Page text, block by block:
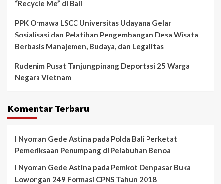
“Recycle Me” di Bali
PPK Ormawa LSCC Universitas Udayana Gelar
Sosialisasi dan Pelatihan Pengembangan Desa Wisata
Berbasis Manajemen, Budaya, dan Legalitas
Rudenim Pusat Tanjungpinang Deportasi 25 Warga
Negara Vietnam
Komentar Terbaru
I Nyoman Gede Astina pada Polda Bali Perketat
Pemeriksaan Penumpang di Pelabuhan Benoa
I Nyoman Gede Astina pada Pemkot Denpasar Buka
Lowongan 249 Formasi CPNS Tahun 2018